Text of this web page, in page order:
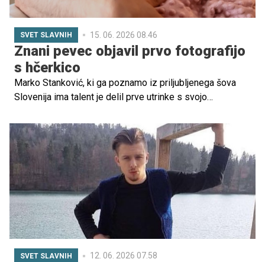
SVET SLAVNIH 15. 06. 2026 08.46
Znani pevec objavil prvo fotografijo
s hčerkico
Marko Stanković, ki ga poznamo iz priljubljenega šova
Slovenija ima talent je delil prve utrinke s svojo
SVET SLAVNIH 12. 06. 2026 07.58